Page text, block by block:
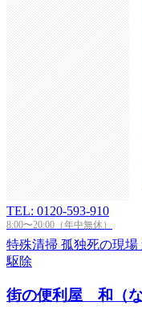
TEL: 0120-593-910
8:00〜20:00（年中無休）
特殊清掃 孤独死の現場
駆除
街の便利屋 和（な